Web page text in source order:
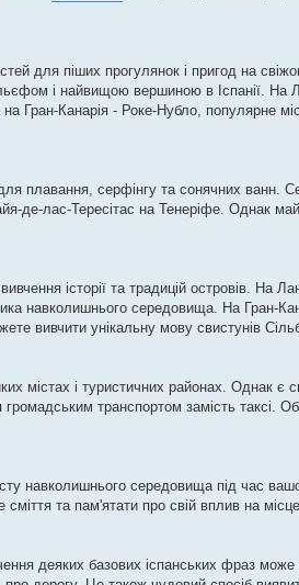
для піших прогулянок і пригод на
і найвищою вершиною в Іспанії. На
Гран-Канарія - Роке-Нубло, популярне
плавання, серфінгу та сонячних ванн.
де-лас-Тересітас на Тенеріфе. Однак
історії та традицій островів. На
навколишнього середовища. На Гран-
вивчити унікальну мову свистунів
містах і туристичних районах. Однак є
транспортом замість таксі.
навколишнього середовища під час
та пам'ятати про свій вплив на
деяких базових іспанських фраз